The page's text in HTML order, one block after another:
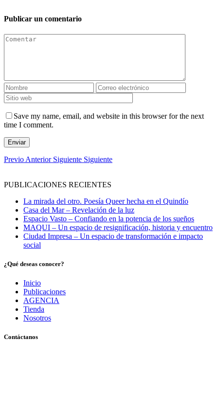
Publicar un comentario
Save my name, email, and website in this browser for the next
time I comment.
Enviar
Previo Anterior Siguiente Siguiente
PUBLICACIONES RECIENTES
La mirada del otro. Poesía Queer hecha en el Quindío
Casa del Mar – Revelación de la luz
Espacio Vasto – Confiando en la potencia de los sueños
MAQUI – Un espacio de resignificación, historia y encuentro
Ciudad Impresa – Un espacio de transformación e impacto
social
¿Qué deseas conocer?
Inicio
Publicaciones
AGENCIA
Tienda
Nosotros
Contáctanos